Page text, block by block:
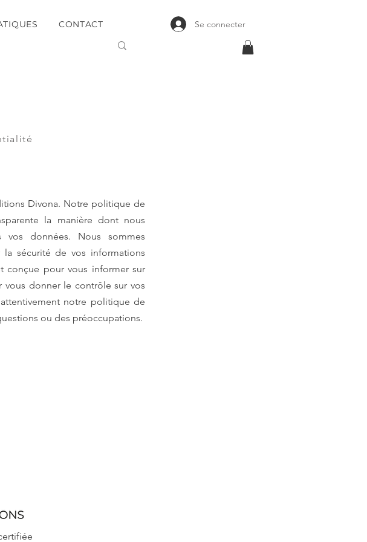
CONTACT Se connecter
Divona. Notre politique de
la manière dont nous
vos données. Nous sommes
sécurité de vos informations
conçue pour vous informer sur
donner le contrôle sur vos
notre politique de
ou des préoccupations.